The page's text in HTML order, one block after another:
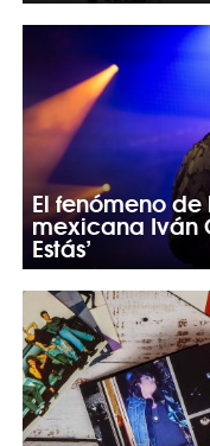
El fenómeno
mexicana Iván
Estás’